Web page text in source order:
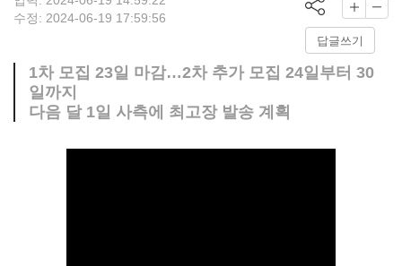
수정: 2024-06-19 17:59:56
답글쓰기
1차 모집 23일 마감…2차 추가 모집 24일부터 30
일까지
다음 달 1일 사측에 최고장 발송 계획